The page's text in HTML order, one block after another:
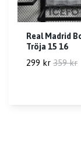
Real Madrid
Tröja 15 16
299 kr 359 kr